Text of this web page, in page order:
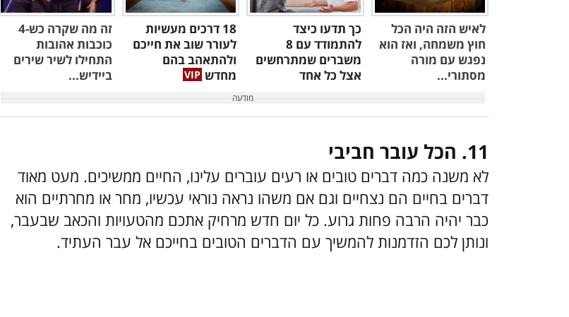
לאיש הזה היה הכל
חוץ משמחה, ואז הוא
נפגש עם מורה
מסתורי...
כך תדעו כיצד
להתמודד עם 8
משברים שמתרחשים
אצל כל אחד
18 דרכים מעשיות
לעורר שוב את חייכם
ולהתאהב בהם
מחדש
זה מה שקרה כש-4
כוכבות אהובות
התחילו לשיר שירים
ביידיש...
11. הכל עובר חביבי
לא משנה כמה דברים טובים או רעים עוברים עלינו, החיים ממשיכים. מעט מאוד
דברים בחיים הם נצחיים וגם אם משהו נראה נוראי עכשיו, מחר או מחרתיים הוא
כבר יהיה הרבה פחות גרוע. כל יום חדש מרחיק אתכם מהטעויות והכאב שבעבר,
ונותן לכם הזדמנות להמשיך עם הדברים הטובים בחייכם אל עבר העתיד.